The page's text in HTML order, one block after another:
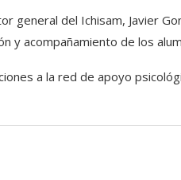
general del Ichisam, Javier
y acompañamiento de los
a la red de apoyo